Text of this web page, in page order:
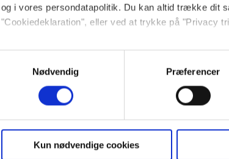
og i vores persondatapolitik. Du kan altid trække dit
"Cookiedeklaration", eller ved at trykke på "Privacy
Dine valg anvendes på hele websitet.
Vi ønsker dit samtykke til at indsamle og bruge
markedsføring, så vi kan optimere vores
Nødvendig
Præferencer
Kun nødvendige cookies